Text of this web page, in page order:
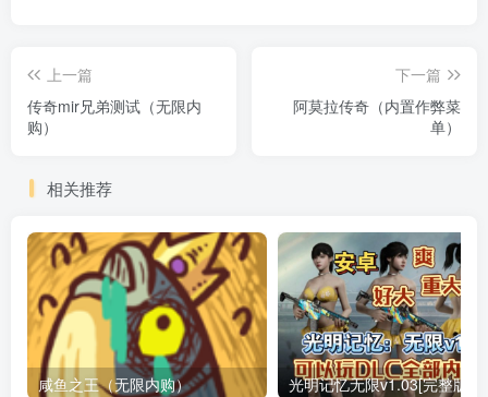
上一篇
传奇mir兄弟测试（无限内
购）
下一篇
阿莫拉传奇（内置作弊菜
单）
相关推荐
咸鱼之王（无限内购）